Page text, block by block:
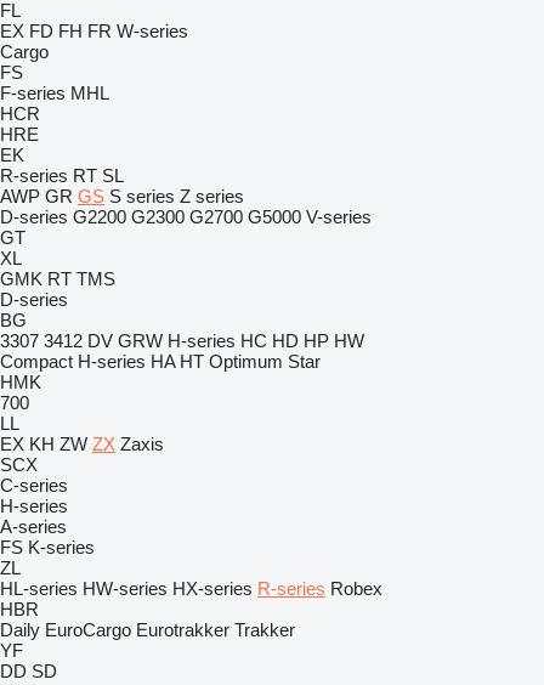
FL
EX FD FH FR W-series
Cargo
FS
F-series MHL
HCR
HRE
EK
R-series RT SL
AWP GR GS S series Z series
D-series G2200 G2300 G2700 G5000 V-series
GT
XL
GMK RT TMS
D-series
BG
3307 3412 DV GRW H-series HC HD HP HW
Compact H-series HA HT Optimum Star
HMK
700
LL
EX KH ZW ZX Zaxis
SCX
C-series
H-series
A-series
FS K-series
ZL
HL-series HW-series HX-series R-series Robex
HBR
Daily EuroCargo Eurotrakker Trakker
YF
DD SD